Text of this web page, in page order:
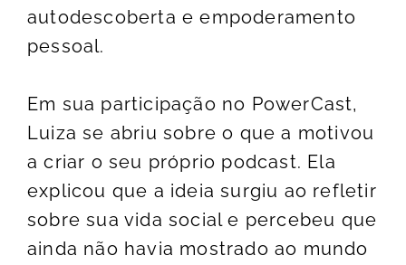
autodescoberta e empoderamento
pessoal.
Em sua participação no PowerCast,
Luiza se abriu sobre o que a motivou
a criar o seu próprio podcast. Ela
explicou que a ideia surgiu ao refletir
sobre sua vida social e percebeu que
ainda não havia mostrado ao mundo